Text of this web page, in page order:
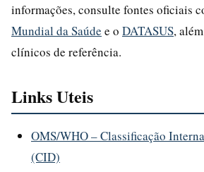
informações, consulte fontes oficiais
Mundial da Saúde e o DATASUS,
clínicos de referência.
Links Uteis
OMS/WHO – Classificação
(CID)